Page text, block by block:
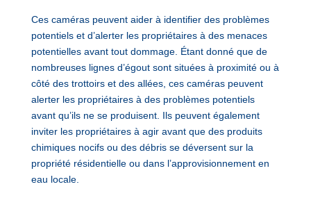
Ces caméras peuvent aider à identifier des problèmes
potentiels et d’alerter les propriétaires à des menaces
potentielles avant tout dommage. Étant donné que de
nombreuses lignes d’égout sont situées à proximité ou à
côté des trottoirs et des allées, ces caméras peuvent
alerter les propriétaires à des problèmes potentiels
avant qu’ils ne se produisent. Ils peuvent également
inviter les propriétaires à agir avant que des produits
chimiques nocifs ou des débris se déversent sur la
propriété résidentielle ou dans l’approvisionnement en
eau locale.